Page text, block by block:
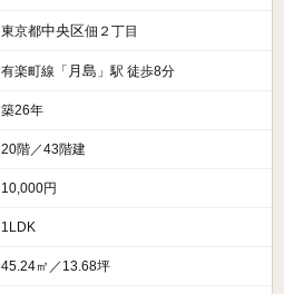
東京都中央区佃２丁目
有楽町線「 月島 」駅 徒歩8分
築26年
20階／43階建
10,000円
1LDK
45.24㎡／13.68坪